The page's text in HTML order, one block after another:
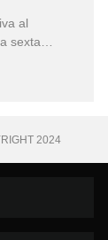
al
sexta
2024